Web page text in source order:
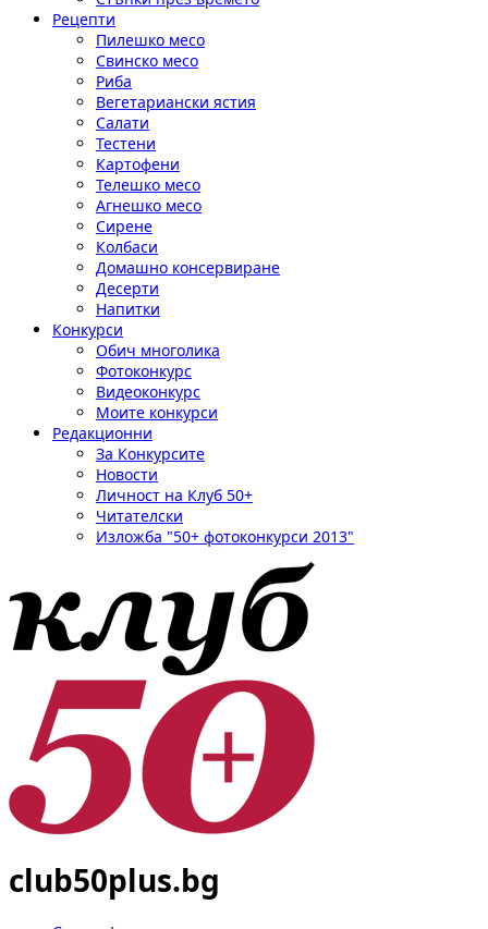
Рецепти
Пилешко месо
Свинско месо
Риба
Вегетариански ястия
Салати
Тестени
Картофени
Телешко месо
Агнешко месо
Сирене
Колбаси
Домашно консервиране
Десерти
Напитки
Конкурси
Обич многолика
Фотоконкурс
Видеоконкурс
Моите конкурси
Редакционни
За Конкурсите
Новости
Личност на Клуб 50+
Читателски
Изложба "50+ фотоконкурси 2013"
club50plus.bg